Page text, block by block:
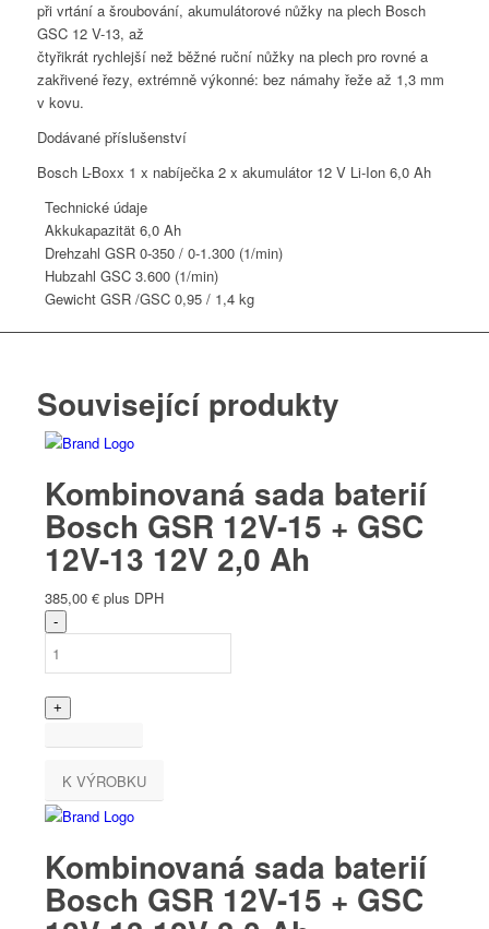
12V-
13
12V
6,0
Ah
při vrtání a šroubování, akumulátorové nůžky na plech Bosch
GSC 12 V-13, až
čtyřikrát rychlejší než běžné ruční nůžky na plech pro rovné a
zakřivené řezy, extrémně výkonné: bez námahy řeže až 1,3 mm
v kovu.
Dodávané příslušenství
Bosch L-Boxx 1 x nabíječka 2 x akumulátor 12 V Li-Ion 6,0 Ah
Technické údaje
Akkukapazität 6,0 Ah
Drehzahl GSR 0-350 / 0-1.300 (1/min)
Hubzahl GSC 3.600 (1/min)
Gewicht GSR /GSC 0,95 / 1,4 kg
Související produkty
Kombinovaná sada baterií
Bosch GSR 12V-15 + GSC
12V-13 12V 2,0 Ah
385,00 € plus DPH
K VÝROBKU
Kombinovaná sada baterií
Bosch GSR 12V-15 + GSC